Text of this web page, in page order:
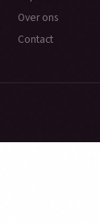
Over ons
Contact